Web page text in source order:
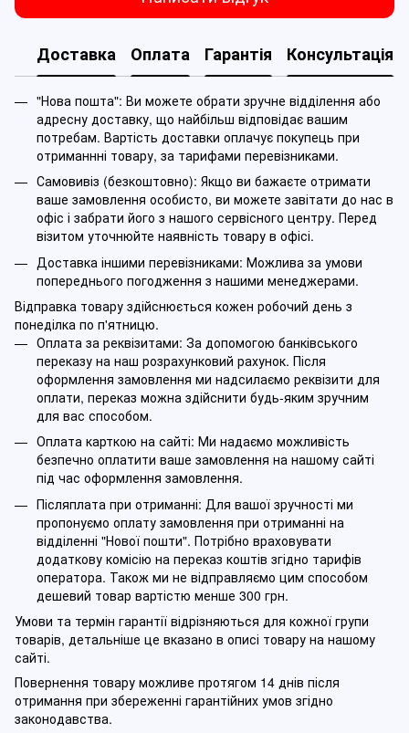
Доставка Оплата Гарантія Консультація
"Нова пошта": Ви можете обрати зручне відділення або
адресну доставку, що найбільш відповідає вашим
потребам. Вартість доставки оплачує покупець при
отриманнні товару, за тарифами перевізниками.
Самовивіз (безкоштовно): Якщо ви бажаєте отримати
ваше замовлення особисто, ви можете завітати до нас в
офіс і забрати його з нашого сервісного центру. Перед
візитом уточнюйте наявність товару в офісі.
Доставка іншими перевізниками: Можлива за умови
попереднього погодження з нашими менеджерами.
Відправка товару здійснюється кожен робочий день з
понеділка по п'ятницю.
Оплата за реквізитами: За допомогою банківського
переказу на наш розрахунковий рахунок. Після
оформлення замовлення ми надсилаємо реквізити для
оплати, переказ можна здійснити будь-яким зручним
для вас способом.
Оплата карткою на сайті: Ми надаємо можливість
безпечно оплатити ваше замовлення на нашому сайті
під час оформлення замовлення.
Післяплата при отриманні: Для вашої зручності ми
пропонуємо оплату замовлення при отриманні на
відділенні "Нової пошти". Потрібно враховувати
додаткову комісію на переказ коштів згідно тарифів
оператора. Також ми не відправляємо цим способом
дешевий товар вартістю менше 300 грн.
Умови та термін гарантії відрізняються для кожної групи
товарів, детальніше це вказано в описі товару на нашому
сайті.
Повернення товару можливе протягом 14 днів після
отримання при збереженні гарантійних умов згідно
законодавства.